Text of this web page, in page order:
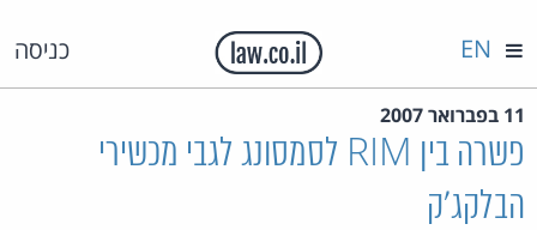
כניסה EN
11 בפברואר 2007
פשרה בין RIM לסמסונג לגבי מכשירי
הבלקג'ק